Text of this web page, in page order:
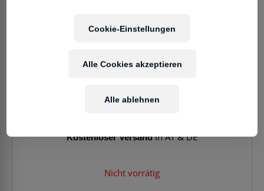
119,90
Kostenloser Versandin AT & DE
Nicht vorrätig
Cookie-Einstellungen
Alle ablehnen
Alle Cookies akzeptieren